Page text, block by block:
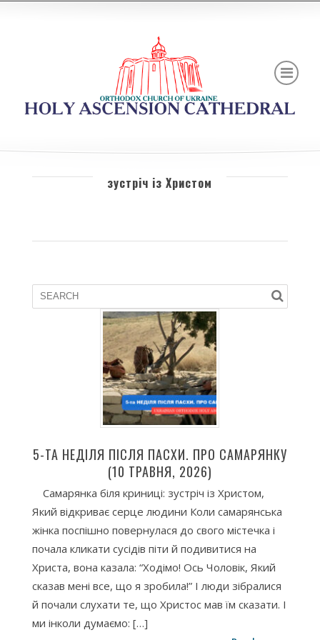
зустріч із Христом
5-ТА НЕДІЛЯ ПІСЛЯ ПАСХИ. ПРО САМАРЯНКУ
(10 ТРАВНЯ, 2026)
Самарянка біля криниці: зустріч із Христом,
Який відкриває серце людини Коли самарянська
жінка поспішно повернулася до свого містечка і
почала кликати сусідів піти й подивитися на
Христа, вона казала: “Ходімо! Ось Чоловік, Який
сказав мені все, що я зробила!” І люди зібралися
й почали слухати те, що Христос мав їм сказати. І
ми інколи думаємо: […]